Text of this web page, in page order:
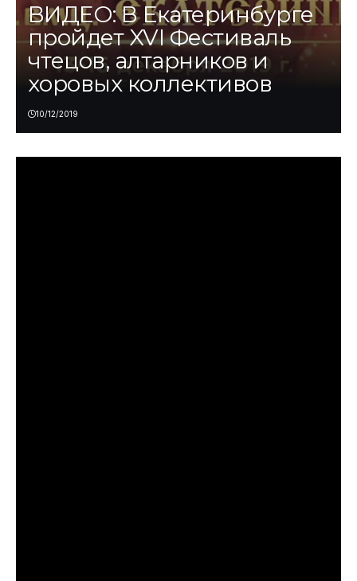
ВИДЕО: В Екатеринбурге
пройдет XVI Фестиваль
чтецов, алтарников и
хоровых коллективов
10/12/2019